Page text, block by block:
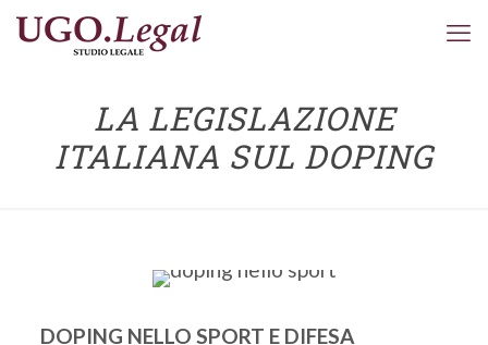
LA LEGISLAZIONE
ITALIANA SUL DOPING
DOPING NELLO SPORT E DIFESA